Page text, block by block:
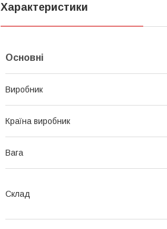
Характеристики
Основні
Виробник
Країна виробник
Вага
Склад